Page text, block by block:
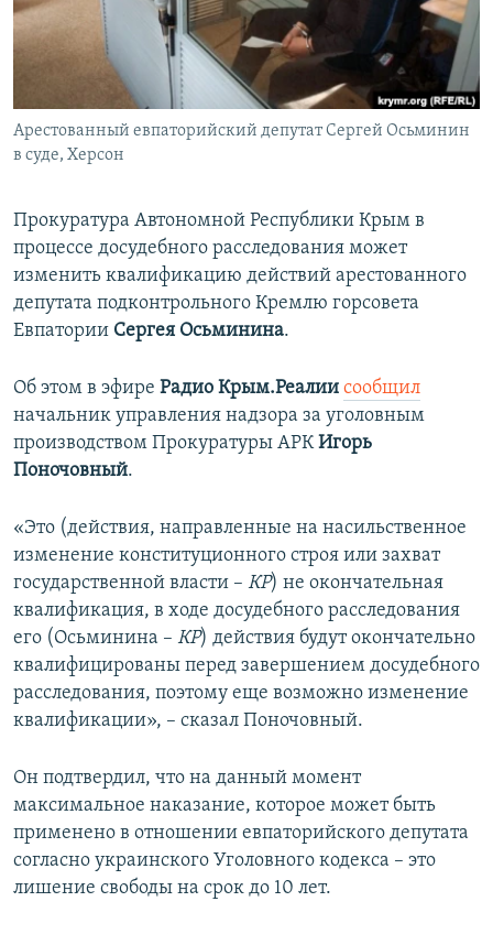
ПОБЕДИТЕЛЕЙ НЕ СУДЯТ?
КРЫМ.НЕПОКОРЕННЫЙ
УКРАИНСКАЯ ПРОБЛЕМА КРЫМА
ПРИСОЕДИНЯЙТЕСЬ!
Все сайты RFE/RL
Арестованный евпаторийский депутат Сергей Осьминин
в суде, Херсон
Прокуратура Автономной Республики Крым в
процессе досудебного расследования может
изменить квалификацию действий арестованного
депутата подконтрольного Кремлю горсовета
Евпатории Сергея Осьминина.
Об этом в эфире Радио Крым.Реалии сообщил
начальник управления надзора за уголовным
производством Прокуратуры АРКИгорь
Поночовный.
«Это (действия, направленные на насильственное
изменение конституционного строя или захват
государственной власти – КР) не окончательная
квалификация, в ходе досудебного расследования
его (Осьминина – КР) действия будут окончательно
квалифицированы перед завершением досудебного
расследования, поэтому еще возможно изменение
квалификации», – сказал Поночовный.
Он подтвердил, что на данный момент
максимальное наказание, которое может быть
применено в отношении евпаторийского депутата
согласно украинского Уголовного кодекса – это
лишение свободы на срок до 10 лет.